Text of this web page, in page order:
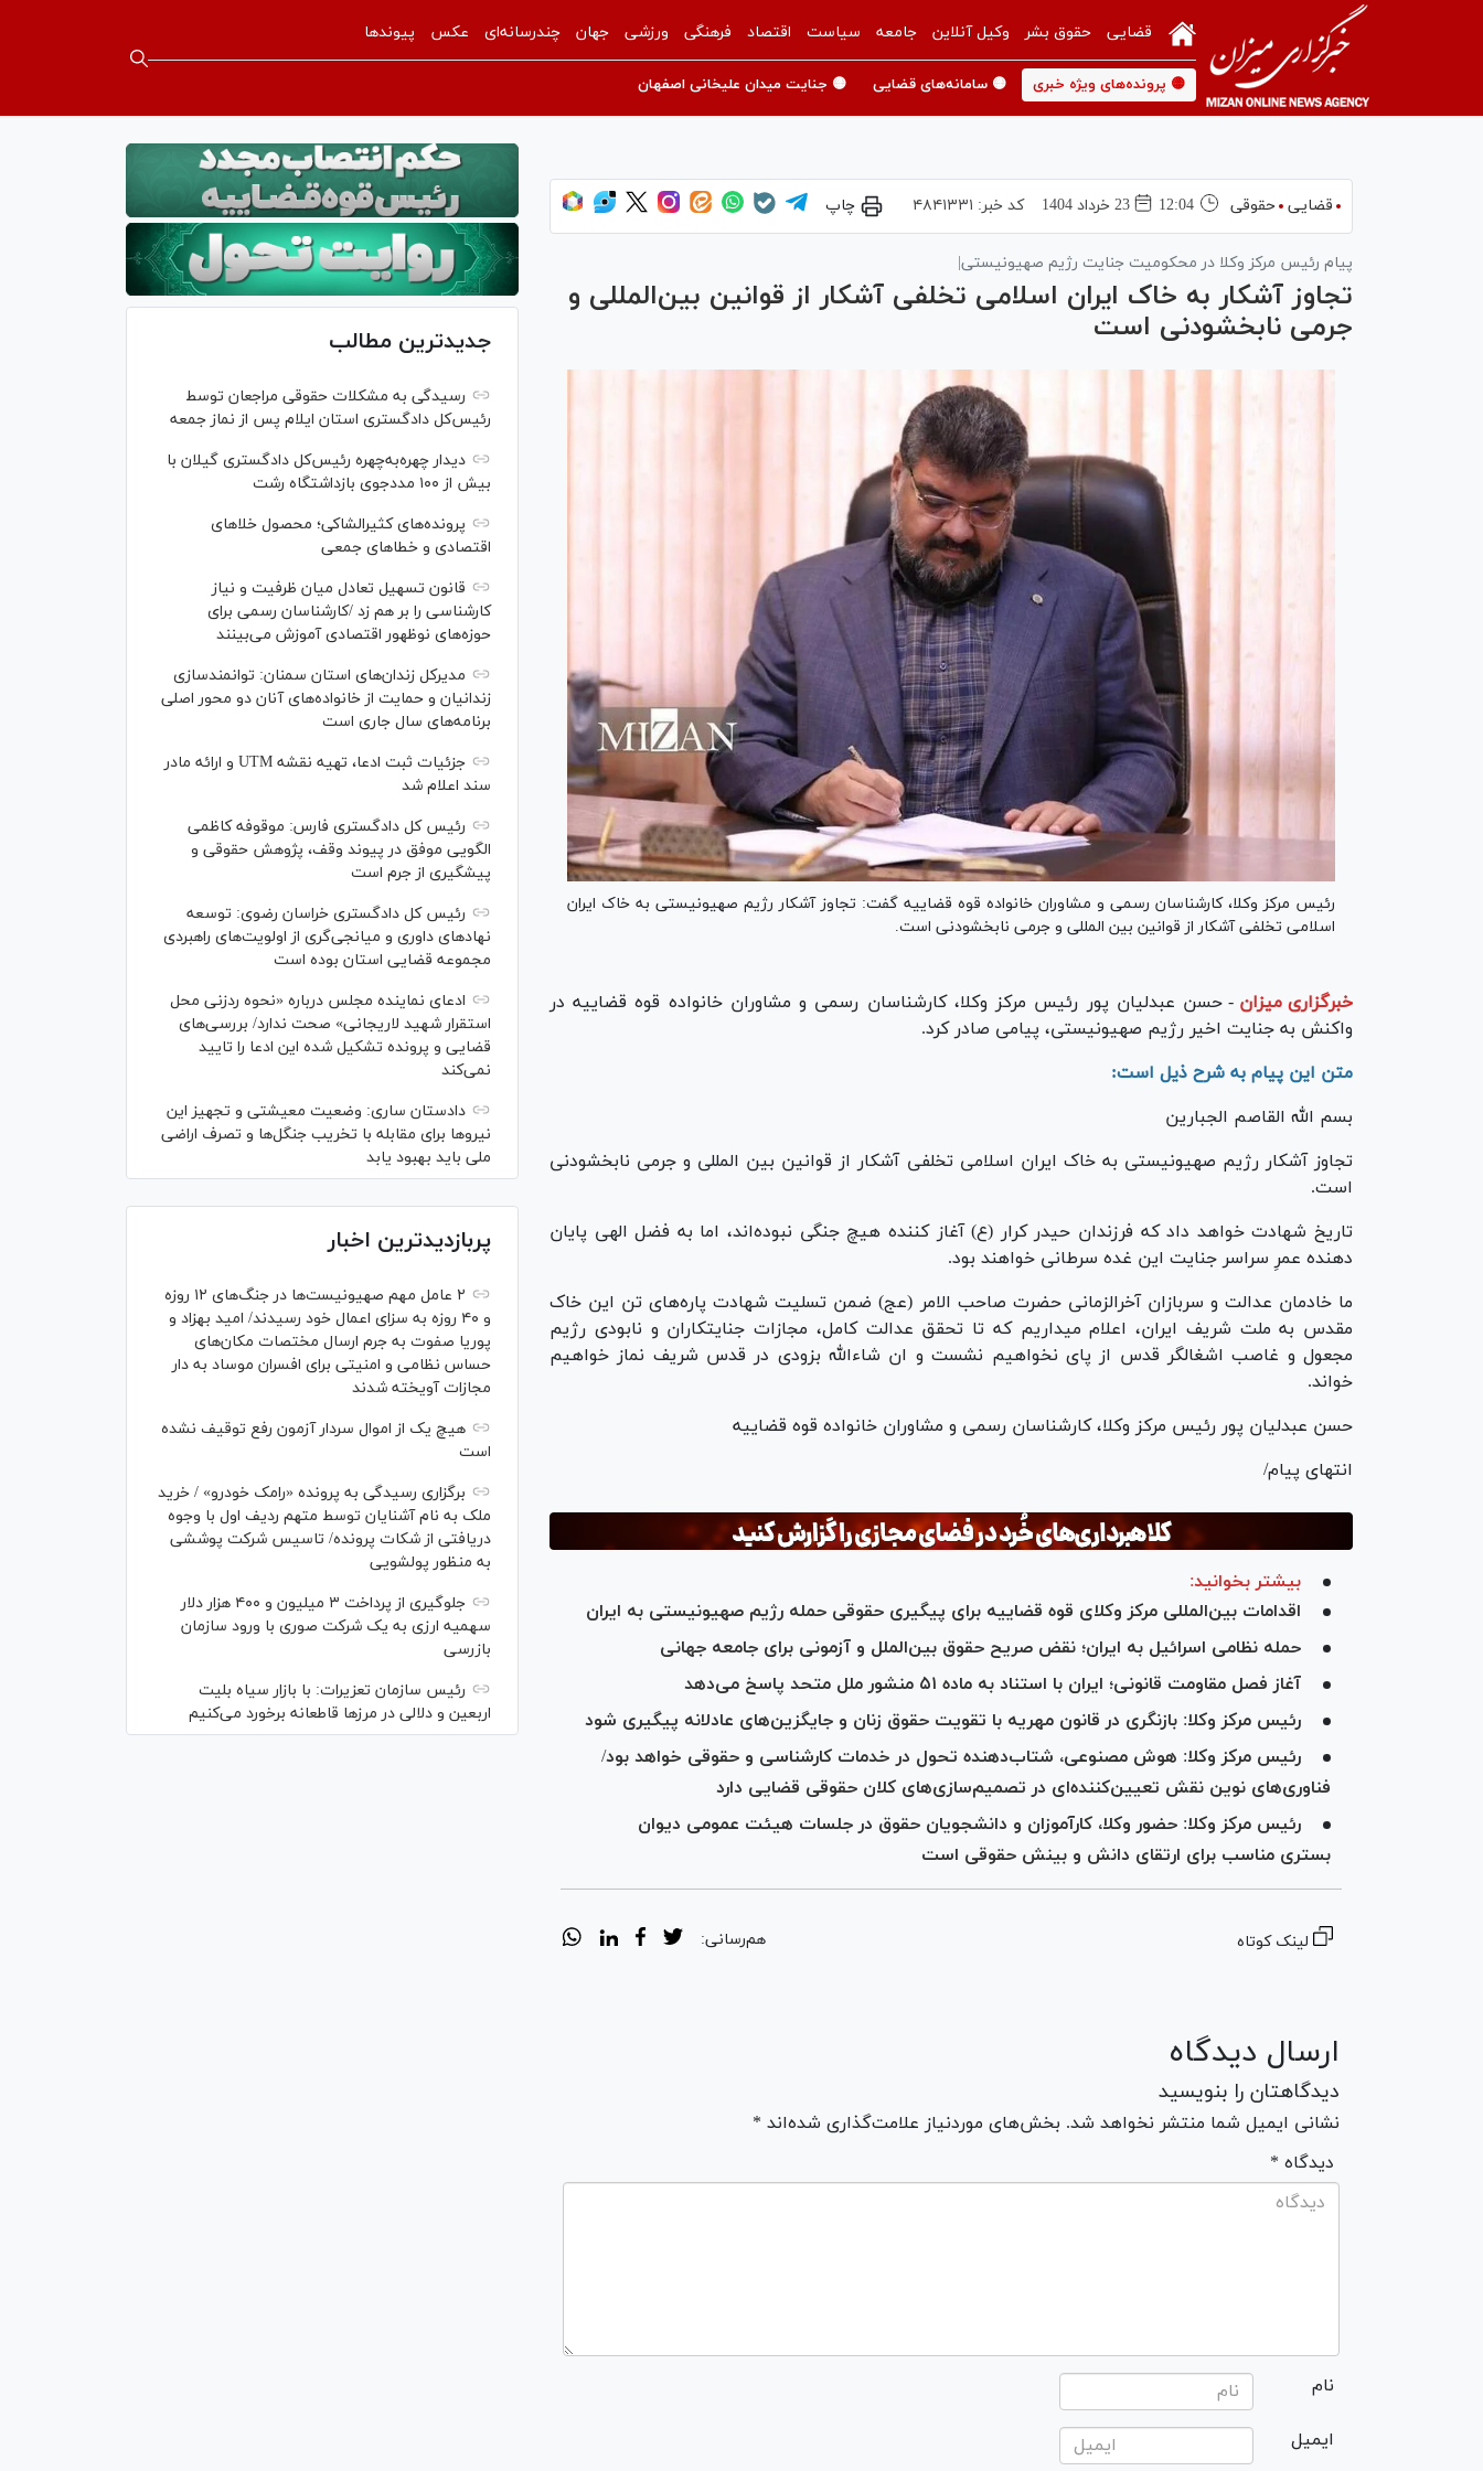
قضایی حقوق بشر وکیل آنلاین جامعه سیاست اقتصاد فرهنگی ورزشی جهان چندرسانه‌ای عکس پیوندها
🟡 پرونده‌های ویژه خبری 🟡 سامانه‌های قضایی 🟡 جنایت میدان علیخانی اصفهان
قضایی حقوقی 12:04 23 خرداد 1404 کد خبر: ۴۸۴۱۳۳۱ چاپ
پیام رئیس مرکز وکلا در محکومیت جنایت رژیم صهیونیستی|
تجاوز آشکار به خاک ایران اسلامی تخلفی آشکار از قوانین بین‌المللی و
جرمی نابخشودنی است
رئیس مرکز وکلا، کارشناسان رسمی و مشاوران خانواده قوه قضاییه گفت: تجاوز آشکار رژیم صهیونیستی به خاک ایران
اسلامی تخلفی آشکار از قوانین بین المللی و جرمی نابخشودنی است.
خبرگزاری میزان - حسن عبدلیان پور رئیس مرکز وکلا، کارشناسان رسمی و مشاوران خانواده قوه قضاییه در
واکنش به جنایت اخیر رژیم صهیونیستی، پیامی صادر کرد.
متن این پیام به شرح ذیل است:
بسم الله القاصم الجبارین
تجاوز آشکار رژیم صهیونیستی به خاک ایران اسلامی تخلفی آشکار از قوانین بین المللی و جرمی نابخشودنی
است.
تاریخ شهادت خواهد داد که فرزندان حیدر کرار (ع) آغاز کننده هیچ جنگی نبوده‌اند، اما به فضل الهی پایان
دهنده عمرِ سراسر جنایت این غده سرطانی خواهند بود.
ما خادمان عدالت و سربازان آخرالزمانی حضرت صاحب الامر (عج) ضمن تسلیت شهادت پاره‌های تن این خاک
مقدس به ملت شریف ایران، اعلام میداریم که تا تحقق عدالت کامل، مجازات جنایتکاران و نابودی رژیم
مجعول و غاصب اشغالگر قدس از پای نخواهیم نشست و ان شاءالله بزودی در قدس شریف نماز خواهیم
خواند.
حسن عبدلیان پور رئیس مرکز وکلا، کارشناسان رسمی و مشاوران خانواده قوه قضاییه
انتهای پیام/
بیشتر بخوانید:
اقدامات بین‌المللی مرکز وکلای قوه قضاییه برای پیگیری حقوقی حمله رژیم صهیونیستی به ایران
حمله نظامی اسرائیل به ایران؛ نقض صریح حقوق بین‌الملل و آزمونی برای جامعه جهانی
آغاز فصل مقاومت قانونی؛ ایران با استناد به ماده ۵۱ منشور ملل متحد پاسخ می‌دهد
رئیس مرکز وکلا: بازنگری در قانون مهریه با تقویت حقوق زنان و جایگزین‌های عادلانه پیگیری شود
رئیس مرکز وکلا: هوش مصنوعی، شتاب‌دهنده تحول در خدمات کارشناسی و حقوقی خواهد بود/
فناوری‌های نوین نقش تعیین‌کننده‌ای در تصمیم‌سازی‌های کلان حقوقی قضایی دارد
رئیس مرکز وکلا: حضور وکلا، کارآموزان و دانشجویان حقوق در جلسات هیئت عمومی دیوان
بستری مناسب برای ارتقای دانش و بینش حقوقی است
لینک کوتاه هم‌رسانی:
ارسال دیدگاه
دیدگاهتان را بنویسید
نشانی ایمیل شما منتشر نخواهد شد. بخش‌های موردنیاز علامت‌گذاری شده‌اند *
* دیدگاه
نام
ایمیل
جدیدترین مطالب
رسیدگی به مشکلات حقوقی مراجعان توسط
رئیس‌کل دادگستری استان ایلام پس از نماز جمعه
دیدار چهره‌به‌چهره رئیس‌کل دادگستری گیلان با
بیش از ۱۰۰ مددجوی بازداشتگاه رشت
پرونده‌های کثیرالشاکی؛ محصول خلا‌های
اقتصادی و خطا‌های جمعی
قانون تسهیل تعادل میان ظرفیت و نیاز
کارشناسی را بر هم زد /کارشناسان رسمی برای
حوزه‌های نوظهور اقتصادی آموزش می‌بینند
مدیرکل زندان‌های استان سمنان: توانمندسازی
زندانیان و حمایت از خانواده‌های آنان دو محور اصلی
برنامه‌های سال جاری است
جزئیات ثبت ادعا، تهیه نقشه UTM و ارائه مادر
سند اعلام شد
رئیس کل دادگستری فارس: موقوفه کاظمی
الگویی موفق در پیوند وقف، پژوهش حقوقی و
پیشگیری از جرم است
رئیس کل دادگستری خراسان رضوی: توسعه
نهاد‌های داوری و میانجی‌گری از اولویت‌های راهبردی
مجموعه قضایی استان بوده است
ادعای نماینده مجلس درباره «نحوه ردزنی محل
استقرار شهید لاریجانی» صحت ندارد/ بررسی‌های
قضایی و پرونده تشکیل شده این ادعا را تایید
نمی‌کند
دادستان ساری: وضعیت معیشتی و تجهیز این
نیرو‌ها برای مقابله با تخریب جنگل‌ها و تصرف اراضی
ملی باید بهبود یابد
پربازدیدترین اخبار
۲ عامل مهم صهیونیست‌ها در جنگ‌های ۱۲ روزه
و ۴۰ روزه به سزای اعمال خود رسیدند/ امید بهزاد و
پوریا صفوت به جرم ارسال مختصات مکان‌های
حساس نظامی و امنیتی برای افسران موساد به دار
مجازات آویخته شدند
هیچ یک از اموال سردار آزمون رفع توقیف نشده
است
برگزاری رسیدگی به پرونده «رامک خودرو» / خرید
ملک به نام آشنایان توسط متهم ردیف اول با وجوه
دریافتی از شکات پرونده/ تاسیس شرکت پوششی
به منظور پولشویی
جلوگیری از پرداخت ۳ میلیون و ۴۰۰ هزار دلار
سهمیه ارزی به یک شرکت صوری با ورود سازمان
بازرسی
رئیس سازمان تعزیرات: با بازار سیاه بلیت
اربعین و دلالی در مرز‌ها قاطعانه برخورد می‌کنیم